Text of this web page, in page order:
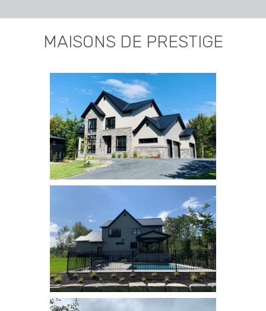
MAISONS DE PRESTIGE